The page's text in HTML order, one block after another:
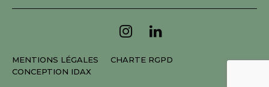
MENTIONS LÉGALES
CHARTE RGPD
CONCEPTION IDAX